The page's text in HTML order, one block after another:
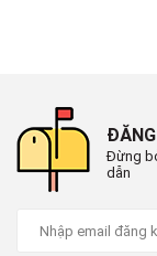
≤ -18ºC
Công nghệ tích
Đừng
dẫn